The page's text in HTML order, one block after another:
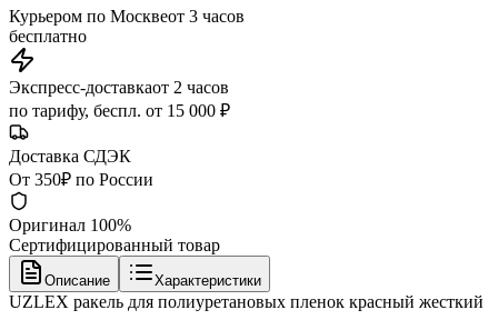
Курьером по Москвеот 3 часов
бесплатно
Экспресс-доставкаот 2 часов
по тарифу, беспл. от 15 000 ₽
Доставка СДЭК
От 350₽ по России
Оригинал 100%
Сертифицированный товар
Описание Характеристики
UZLEX ракель для полиуретановых пленок красный жесткий